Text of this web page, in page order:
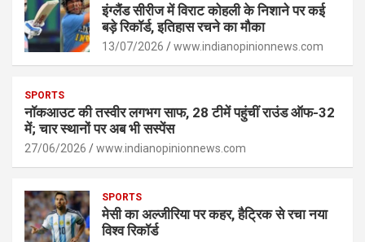
इंग्लैंड सीरीज में विराट कोहली के निशाने पर कई
बड़े रिकॉर्ड, इतिहास रचने का मौका
13/07/2026 www.indianopinionnews.com
SPORTS
नॉकआउट की तस्वीर लगभग साफ, 28 टीमें पहुंचीं राउंड ऑफ-32
में; चार स्थानों पर अब भी सस्पेंस
27/06/2026 www.indianopinionnews.com
SPORTS
मेसी का अल्जीरिया पर कहर, हैट्रिक से रचा नया
विश्व रिकॉर्ड